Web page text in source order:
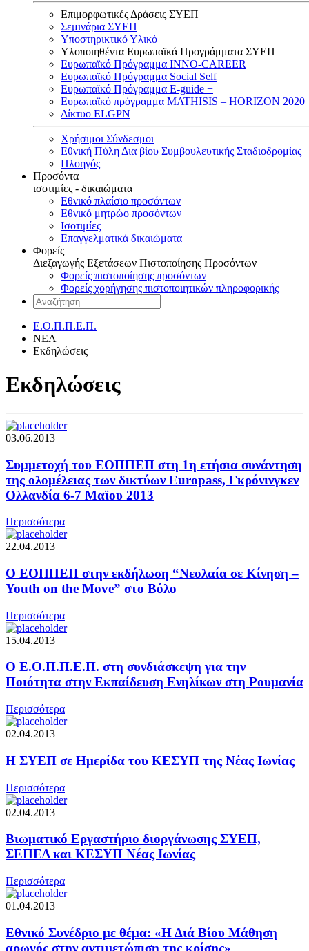
Επιμορφωτικές Δράσεις ΣΥΕΠ
Σεμινάρια ΣΥΕΠ
Υποστηρικτικό Υλικό
Υλοποιηθέντα Ευρωπαϊκά Προγράμματα ΣΥΕΠ
Ευρωπαϊκό Πρόγραμμα INNO-CAREER
Ευρωπαϊκό Πρόγραμμα Social Self
Ευρωπαϊκό Πρόγραμμα E-guide +
Ευρωπαϊκό πρόγραμμα MATHISIS – HORIZON 2020
Δίκτυο ELGPN
Χρήσιμοι Σύνδεσμοι
Εθνική Πύλη Δια βίου Συμβουλευτικής Σταδιοδρομίας
Πλοηγός
Προσόντα
ισοτιμίες - δικαιώματα
Εθνικό πλαίσιο προσόντων
Εθνικό μητρώο προσόντων
Ισοτιμίες
Επαγγελματικά δικαιώματα
Φορείς
Διεξαγωγής Εξετάσεων Πιστοποίησης Προσόντων
Φορείς πιστοποίησης προσόντων
Φορείς χορήγησης πιστοποιητικών πληροφορικής
Ε.Ο.Π.Π.Ε.Π.
ΝΕΑ
Εκδηλώσεις
Εκδηλώσεις
03.06.2013
Συμμετοχή του ΕΟΠΠΕΠ στη 1η ετήσια συνάντηση
της ολομέλειας των δικτύων Europass, Γκρόνινγκεν
Ολλανδία 6-7 Μαϊου 2013
Περισσότερα
22.04.2013
Ο ΕΟΠΠΕΠ στην εκδήλωση “Νεολαία σε Κίνηση –
Youth on the Move” στο Βόλο
Περισσότερα
15.04.2013
O Ε.Ο.Π.Π.Ε.Π. στη συνδιάσκεψη για την
Ποιότητα στην Εκπαίδευση Ενηλίκων στη Ρουμανία
Περισσότερα
02.04.2013
Η ΣΥΕΠ σε Ημερίδα του ΚΕΣΥΠ της Νέας Ιωνίας
Περισσότερα
02.04.2013
Βιωματικό Εργαστήριο διοργάνωσης ΣΥΕΠ,
ΣΕΠΕΔ και ΚΕΣΥΠ Νέας Ιωνίας
Περισσότερα
01.04.2013
Εθνικό Συνέδριο με θέμα: «Η Διά Βίου Μάθηση
αρωγός στην αντιμετώπιση της κρίσης»